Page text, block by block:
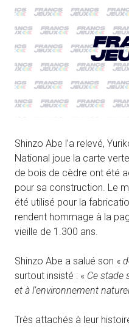
Shinzo Abe l’a relevé,
National joue la carte
de bois de cèdre ont été
pour sa construction. Le
été utilisé pour la
rendent hommage à la
vieille de 1.300 ans.
Shinzo Abe a salué son «
surtout insisté : « Ce stade
et à l’environnement
Très attachés à leur